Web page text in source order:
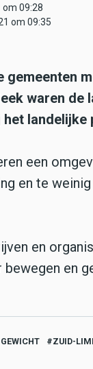
09:28
om 09:35
waren
landelijke
een
en te
en
en
ZUID-